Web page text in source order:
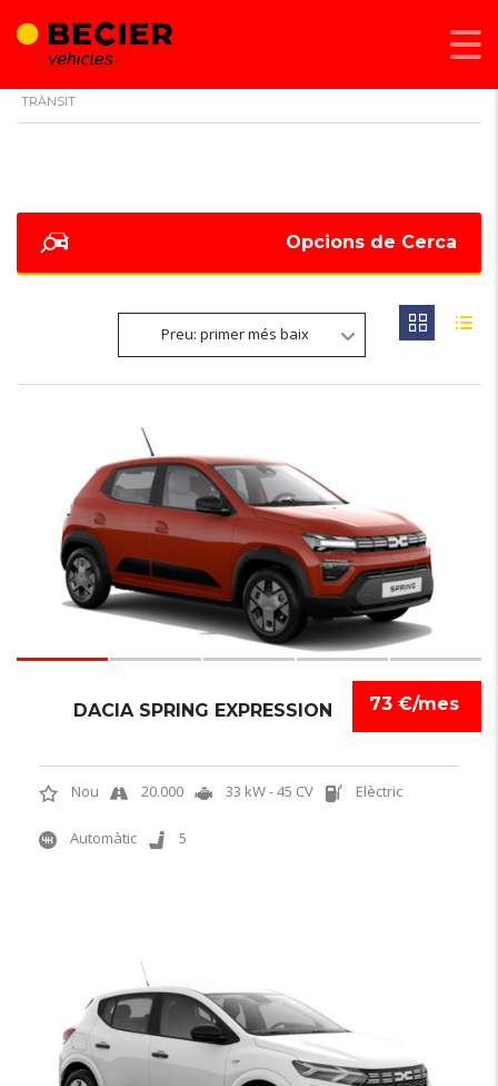
TRÀNSIT
Opcions de Cerca
Preu: primer més baix
73 €/mes
DACIA SPRING EXPRESSION
Nou 20.000 33 kW - 45 CV Elèctric
Automàtic 5